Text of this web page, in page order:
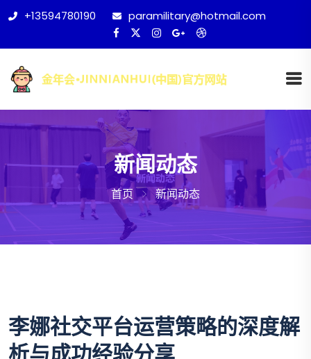
+13594780190 paramilitary@hotmail.com
新闻动态
首页 新闻动态
李娜社交平台运营策略的深度解